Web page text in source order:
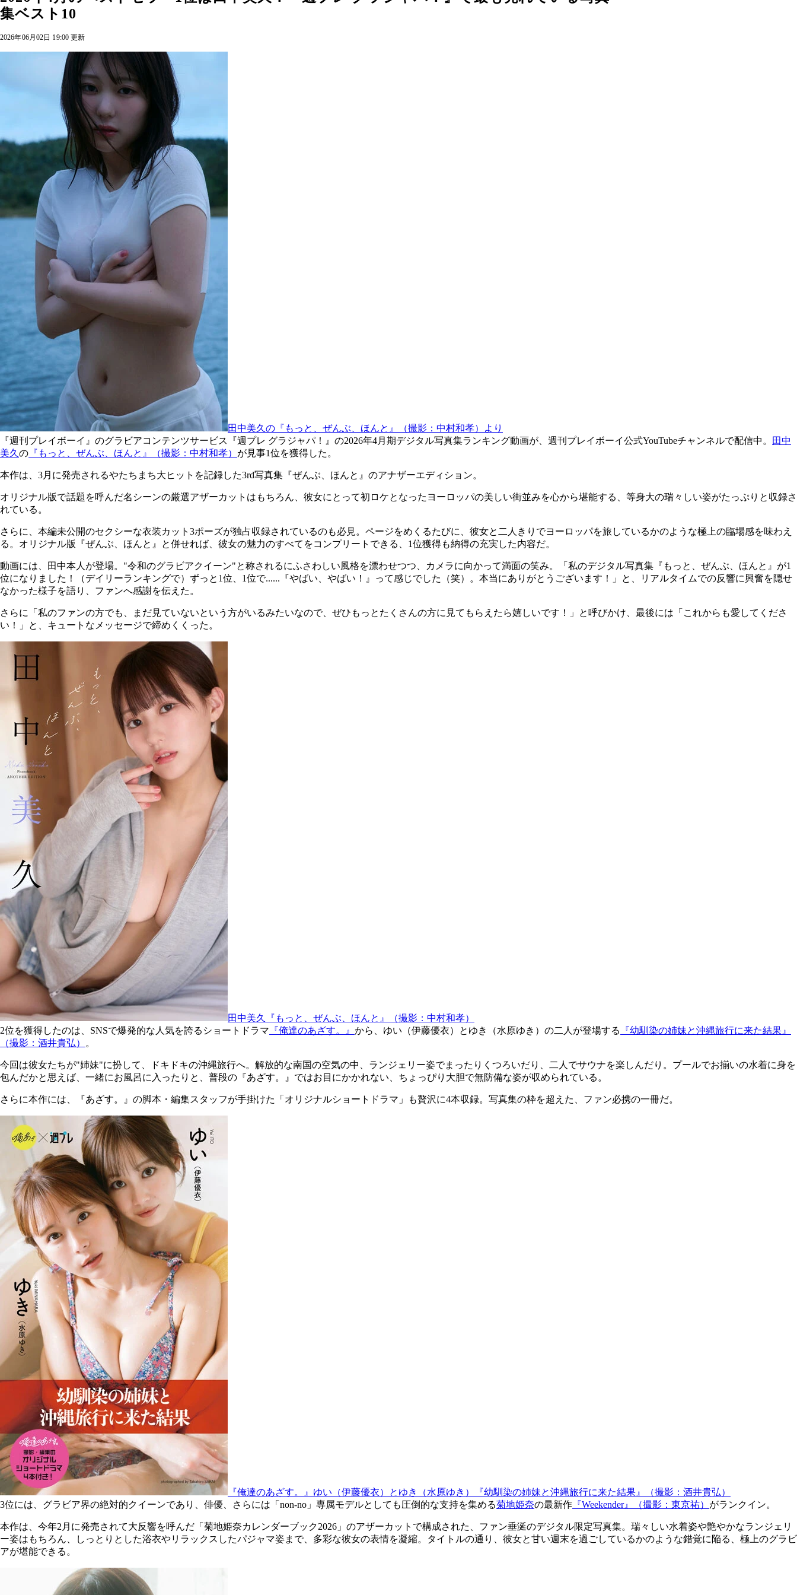
集ベスト10
2026年06月02日 19:00 更新
田中美久の『もっと、ぜんぶ、ほんと』（撮影：中村和孝）より
『週刊プレイボーイ』のグラビアコンテンツサービス『週プレ グラジャパ！』の2026年4月期デジタル写真集ランキング動画が、週刊プレイボーイ公式YouTubeチャンネルで配信中。
田中
美久 の 『もっと、ぜんぶ、ほんと』（撮影：中村和孝） が見事1位を獲得した。
本作は、3月に発売されるやたちまち大ヒットを記録した3rd写真集『ぜんぶ、ほんと』のアナザーエディション。
オリジナル版で話題を呼んだ名シーンの厳選アザーカットはもちろん、彼女にとって初ロケとなったヨーロッパの美しい街並みを心から堪能する、等身大の瑞々しい姿がたっぷりと収録さ
れている。
さらに、本編未公開のセクシーな衣装カット3ポーズが独占収録されているのも必見。ページをめくるたびに、彼女と二人きりでヨーロッパを旅しているかのような極上の臨場感を味わえ
る。オリジナル版『ぜんぶ、ほんと』と併せれば、彼女の魅力のすべてをコンプリートできる、1位獲得も納得の充実した内容だ。
動画には、田中本人が登場。"令和のグラビアクイーン"と称されるにふさわしい風格を漂わせつつ、カメラに向かって満面の笑み。「私のデジタル写真集『もっと、ぜんぶ、ほんと』が1
位になりました！（デイリーランキングで）ずっと1位、1位で......『やばい、やばい！』って感じでした（笑）。本当にありがとうございます！」と、リアルタイムでの反響に興奮を隠せ
なかった様子を語り、ファンへ感謝を伝えた。
さらに「私のファンの方でも、まだ見ていないという方がいるみたいなので、ぜひもっとたくさんの方に見てもらえたら嬉しいです！」と呼びかけ、最後には「これからも愛してくださ
い！」と、キュートなメッセージで締めくくった。
田中美久『もっと、ぜんぶ、ほんと』（撮影：中村和孝）
2位を獲得したのは、SNSで爆発的な人気を誇るショートドラマ 『俺達のあざす。』 から、ゆい（伊藤優衣）とゆき（水原ゆき）の二人が登場する
『幼馴染の姉妹と沖縄旅行に来た結果』
（撮影：酒井貴弘）
。
今回は彼女たちが"姉妹"に扮して、ドキドキの沖縄旅行へ。解放的な南国の空気の中、ランジェリー姿でまったりくつろいだり、二人でサウナを楽しんだり。プールでお揃いの水着に身を
包んだかと思えば、一緒にお風呂に入ったりと、普段の『あざす。』ではお目にかかれない、ちょっぴり大胆で無防備な姿が収められている。
さらに本作には、『あざす。』の脚本・編集スタッフが手掛けた「オリジナルショートドラマ」も贅沢に4本収録。写真集の枠を超えた、ファン必携の一冊だ。
『俺達のあざす。』ゆい（伊藤優衣）とゆき（水原ゆき）『幼馴染の姉妹と沖縄旅行に来た結果』（撮影：酒井貴弘）
3位には、グラビア界の絶対的クイーンであり、俳優、さらには「non-no」専属モデルとしても圧倒的な支持を集める菊地姫奈の最新作 『Weekender』（撮影：東京祐） がランクイン。
本作は、今年2月に発売されて大反響を呼んだ「菊地姫奈カレンダーブック2026」のアザーカットで構成された、ファン垂涎のデジタル限定写真集。瑞々しい水着姿や艶やかなランジェリ
ー姿はもちろん、しっとりとした浴衣やリラックスしたパジャマ姿まで、多彩な彼女の表情を凝縮。タイトルの通り、彼女と甘い週末を過ごしているかのような錯覚に陥る、極上のグラビ
アが堪能できる。